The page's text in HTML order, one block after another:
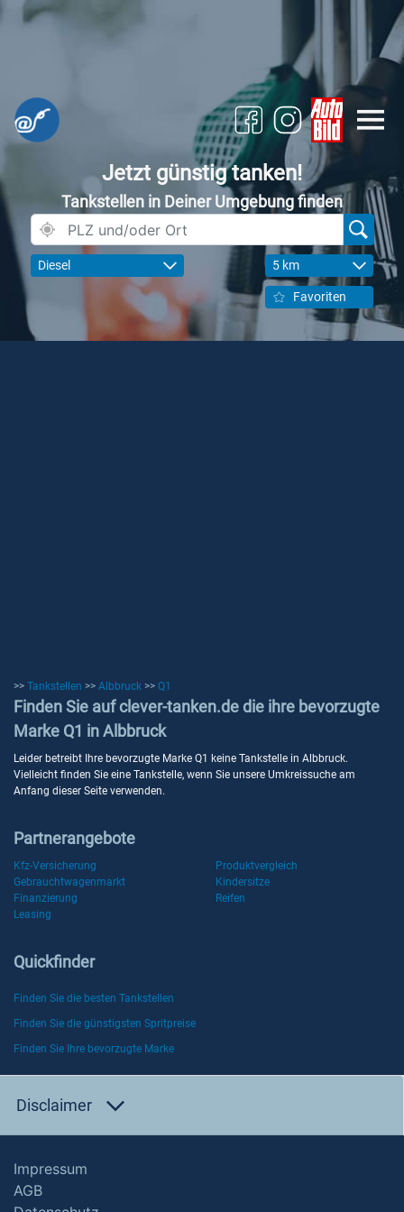
Jetzt günstig tanken!
Tankstellen in Deiner Umgebung finden
Diesel 5 km
Favoriten
>> Tankstellen >> Albbruck >> Q1
Finden Sie auf clever-tanken.de die ihre bevorzugte
Marke Q1 in Albbruck
Leider betreibt Ihre bevorzugte Marke Q1 keine Tankstelle in Albbruck.
Vielleicht finden Sie eine Tankstelle, wenn Sie unsere Umkreissuche am
Anfang dieser Seite verwenden.
Partnerangebote
Kfz-Versicherung
Produktvergleich
Gebrauchtwagenmarkt
Kindersitze
Finanzierung
Reifen
Leasing
Quickfinder
Finden Sie die besten Tankstellen
Finden Sie die günstigsten Spritpreise
Finden Sie Ihre bevorzugte Marke
Disclaimer
Impressum
AGB